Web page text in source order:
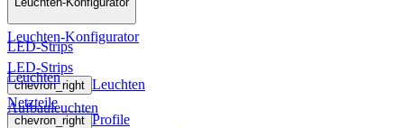
manufacturing
Leuchten-Konfigurator
LED-Strips
chevron_right Leuchten
Netzteile
chevron_right Profile
LED-Strips
Leuchten
Aufbauleuchten